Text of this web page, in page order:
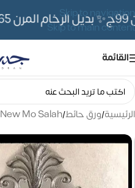
Skip to navigation
Skip to main content
✨ بديل الرخام المرن 565ج بدلًا من 690ج لفترة محدوده
القائمة
الرئيسية/ورق حائط/
New Mo Salah